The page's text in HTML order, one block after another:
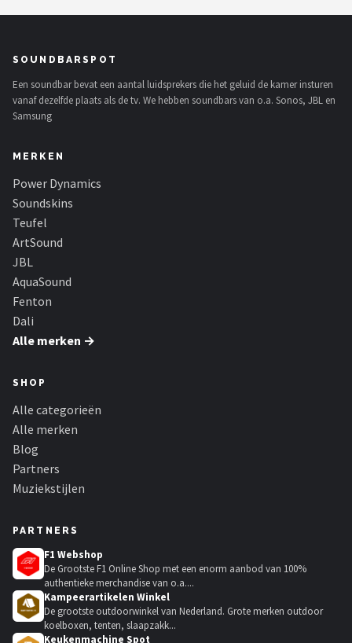
SOUNDBARSPOT
Een soundbar bevat een aantal luidsprekers die het geluid de kamer insturen
vanaf dezelfde plaats als de tv. We hebben soundbars van o.a. Sonos, JBL en
Samsung
MERKEN
Power Dynamics
Soundskins
Teufel
ArtSound
JBL
AquaSound
Fenton
Dali
Alle merken →
SHOP
Alle categorieën
Alle merken
Blog
Partners
Muziekstijlen
PARTNERS
F1 Webshop
De Grootste F1 Online Shop met een enorm aanbod van 100%
authentieke merchandise van o.a....
Kampeerartikelen Winkel
De grootste outdoorwinkel van Nederland. Grote merken outdoor
koelboxen, tenten, slaapzakk...
Keukenmachine Spot